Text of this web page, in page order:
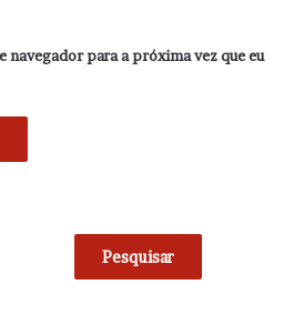
navegador para a próxima vez que eu
Pesquisar